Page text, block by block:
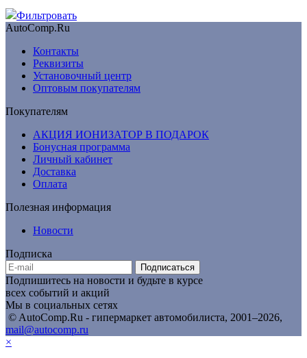
Фильтровать
AutoComp.Ru
Контакты
Реквизиты
Установочный центр
Оптовым покупателям
Покупателям
АКЦИЯ ИОНИЗАТОР В ПОДАРОК
Бонусная программа
Личный кабинет
Доставка
Оплата
Полезная информация
Новости
Подписка
Подписаться
Подпишитесь на новости и будьте в курсе
всех событий и акций
Мы в социальных сетях
© AutoComp.Ru - гипермаркет автомобилиста, 2001–2026,
mail@autocomp.ru
×